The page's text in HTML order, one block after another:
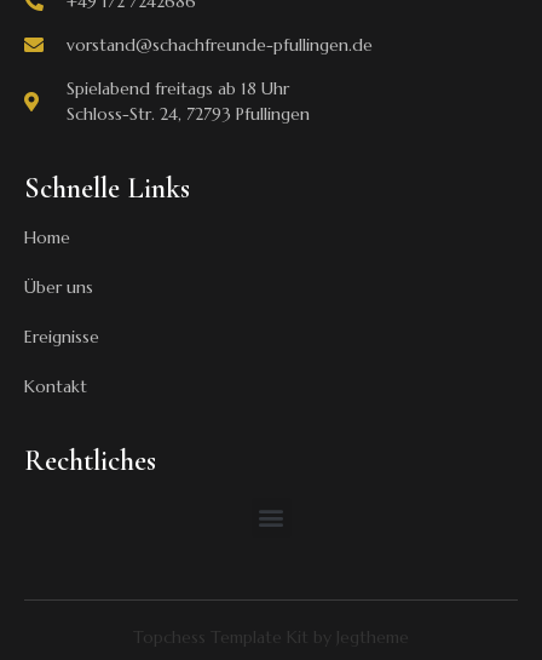
vorstand@schachfreunde-pfullingen.de
Spielabend freitags ab 18 Uhr
Schloss-Str. 24, 72793 Pfullingen
Schnelle Links
Home
Über uns
Ereignisse
Kontakt
Rechtliches
Topchess Template Kit by Jegtheme